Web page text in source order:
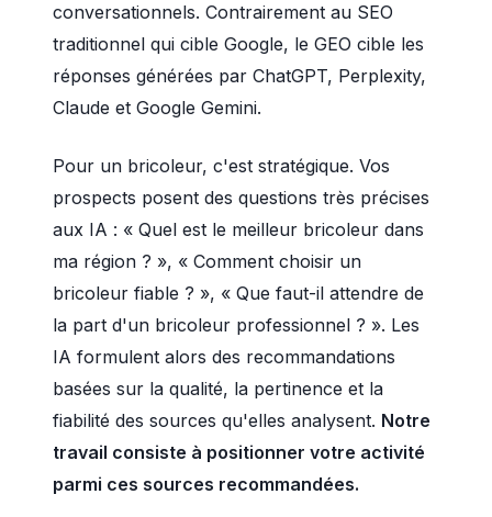
conversationnels. Contrairement au SEO
traditionnel qui cible Google, le GEO cible les
réponses générées par ChatGPT, Perplexity,
Claude et Google Gemini.
Pour un bricoleur, c'est stratégique. Vos
prospects posent des questions très précises
aux IA : « Quel est le meilleur bricoleur dans
ma région ? », « Comment choisir un
bricoleur fiable ? », « Que faut-il attendre de
la part d'un bricoleur professionnel ? ». Les
IA formulent alors des recommandations
basées sur la qualité, la pertinence et la
fiabilité des sources qu'elles analysent. Notre
travail consiste à positionner votre activité
parmi ces sources recommandées.